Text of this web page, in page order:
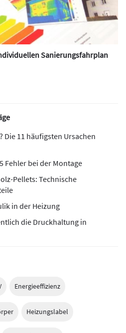
Sanierungsfahrplan
Die 11 häufigsten Ursachen
Fehler bei der Montage
Pellets: Technische
in der Heizung
die Druckhaltung in
Energieeffizienz
Heizungslabel